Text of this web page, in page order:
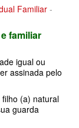
Familiar-
familiar
igual ou
assinada pelo
(a) natural
guarda